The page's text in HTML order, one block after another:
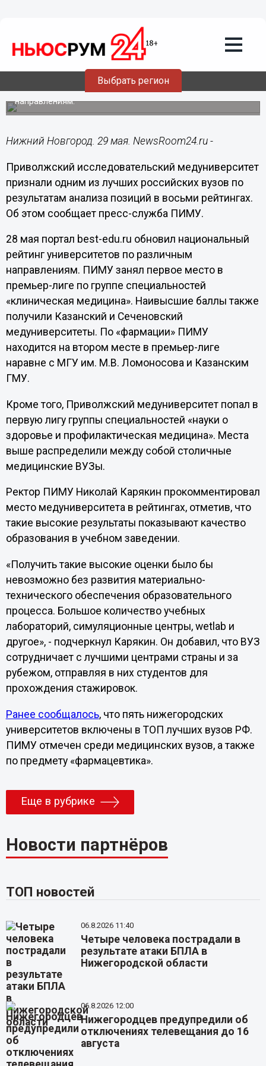
Выбрать регион
29.05.202413:24
ПИМУ стал одним из лучших
медицинских ВУЗов в России
Обновлён рейтинг университетов по различным
направлениям.
Нижний Новгород. 29 мая. NewsRoom24.ru -
Приволжский исследовательский медуниверситет
признали одним из лучших российских вузов по
результатам анализа позиций в восьми рейтингах.
Об этом сообщает пресс-служба ПИМУ.
28 мая портал best-edu.ru обновил национальный
рейтинг университетов по различным
направлениям. ПИМУ занял первое место в
премьер-лиге по группе специальностей
«клиническая медицина». Наивысшие баллы также
получили Казанский и Сеченовский
медуниверситеты. По «фармации» ПИМУ
находится на втором месте в премьер-лиге
наравне с МГУ им. М.В. Ломоносова и Казанским
ГМУ.
Кроме того, Приволжский медуниверситет попал в
первую лигу группы специальностей «науки о
здоровье и профилактическая медицина». Места
выше распределили между собой столичные
медицинские ВУЗы.
Ректор ПИМУ Николай Карякин прокомментировал
место медуниверситета в рейтингах, отметив, что
такие высокие результаты показывают качество
образования в учебном заведении.
«Получить такие высокие оценки было бы
невозможно без развития материально-
технического обеспечения образовательного
процесса. Большое количество учебных
лабораторий, симуляционные центры, wetlab и
другое», - подчеркнул Карякин. Он добавил, что ВУЗ
сотрудничает с лучшими центрами страны и за
рубежом, отправляя в них студентов для
прохождения стажировок.
Ранее сообщалось, что пять нижегородских
университетов включены в ТОП лучших вузов РФ.
ПИМУ отмечен среди медицинских вузов, а также
по предмету «фармацевтика».
Еще в рубрике
Новости партнёров
ТОП новостей
06.8.2026 11:40
Четыре человека пострадали в
результате атаки БПЛА в
Нижегородской области
06.8.2026 12:00
Нижегородцев предупредили об
отключениях телевещания до 16
августа